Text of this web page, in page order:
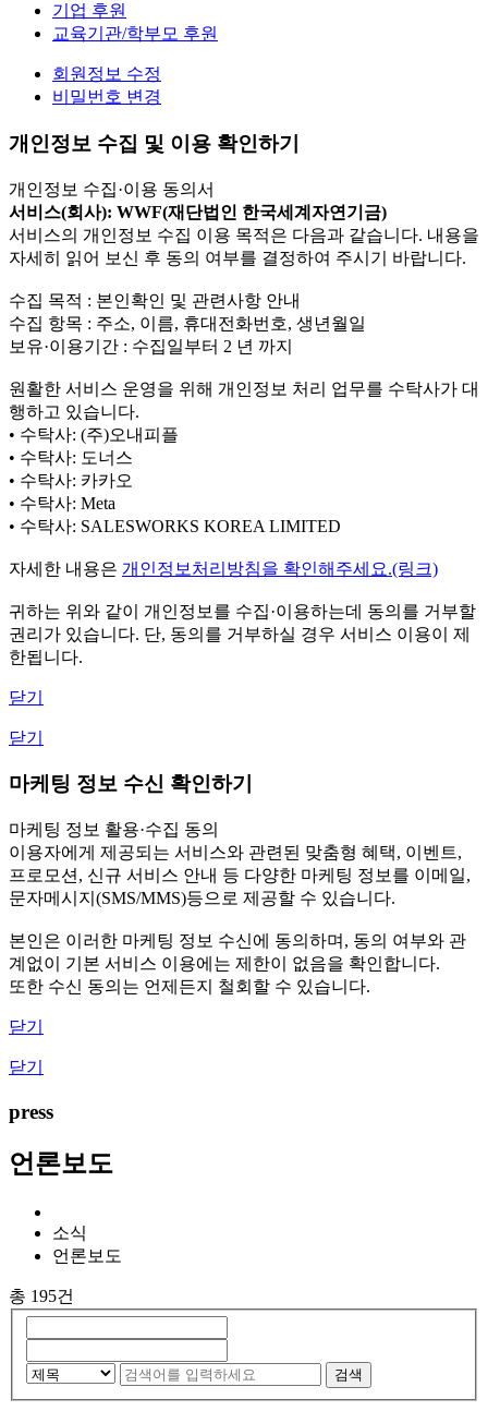
기업 후원
교육기관/학부모 후원
회원정보 수정
비밀번호 변경
개인정보 수집 및 이용 확인하기
개인정보 수집·이용 동의서
서비스(회사): WWF(재단법인 한국세계자연기금)
서비스의 개인정보 수집 이용 목적은 다음과 같습니다. 내용을
자세히 읽어 보신 후 동의 여부를 결정하여 주시기 바랍니다.
수집 목적 : 본인확인 및 관련사항 안내
수집 항목 : 주소, 이름, 휴대전화번호, 생년월일
보유·이용기간 : 수집일부터 2 년 까지
원활한 서비스 운영을 위해 개인정보 처리 업무를 수탁사가 대
행하고 있습니다.
• 수탁사: (주)오내피플
• 수탁사: 도너스
• 수탁사: 카카오
• 수탁사: Meta
• 수탁사: SALESWORKS KOREA LIMITED
자세한 내용은 개인정보처리방침을 확인해주세요.(링크)
귀하는 위와 같이 개인정보를 수집·이용하는데 동의를 거부할
권리가 있습니다. 단, 동의를 거부하실 경우 서비스 이용이 제
한됩니다.
닫기
닫기
마케팅 정보 수신 확인하기
마케팅 정보 활용·수집 동의
이용자에게 제공되는 서비스와 관련된 맞춤형 혜택, 이벤트,
프로모션, 신규 서비스 안내 등 다양한 마케팅 정보를 이메일,
문자메시지(SMS/MMS)등으로 제공할 수 있습니다.
본인은 이러한 마케팅 정보 수신에 동의하며, 동의 여부와 관
계없이 기본 서비스 이용에는 제한이 없음을 확인합니다.
또한 수신 동의는 언제든지 철회할 수 있습니다.
닫기
닫기
press
언론보도
소식
언론보도
총 195건
검색